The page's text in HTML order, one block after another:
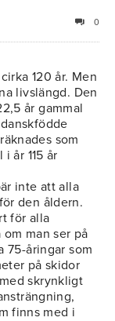
0
120 år. Men
livslängd. Den
år gammal
som
år 115 år
inte att alla
den åldern.
för alla
man ser på
75-åringar som
på skidor
skrynkligt
finns med i